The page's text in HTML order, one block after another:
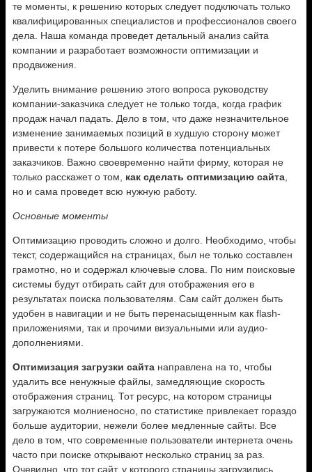
те моменты, к решению которых следует подключать только
квалифицированных специалистов и профессионалов своего
дела. Наша команда проведет детальный анализ сайта
компании и разработает возможности оптимизации и
продвижения.
Уделить внимание решению этого вопроса руководству
компании-заказчика следует не только тогда, когда график
продаж начал падать. Дело в том, что даже незначительное
изменение занимаемых позиций в худшую сторону может
привести к потере большого количества потенциальных
заказчиков. Важно своевременно найти фирму, которая не
только расскажет о том, как сделать оптимизацию сайта
но и сама проведет всю нужную работу.
Основные моменты
Оптимизацию проводить сложно и долго. Необходимо, чтобы
текст, содержащийся на страницах, был не только составлен
грамотно, но и содержал ключевые слова. По ним поисковые
системы будут отбирать сайт для отображения его в
результатах поиска пользователям. Сам сайт должен быть
удобен в навигации и не быть перенасыщенным как flash-
приложениями, так и прочими визуальными или аудио-
дополнениями.
Оптимизация загрузки сайта направлена на то, чтобы
удалить все ненужные файлы, замедляющие скорость
отображения страниц. Тот ресурс, на котором страницы
загружаются молниеносно, по статистике привлекает гораздо
больше аудитории, нежели более медленные сайты. Все
дело в том, что современные пользователи интернета очень
часто при поиске открывают несколько страниц за раз.
Очевидно, что тот сайт, у которого страницы загрузились